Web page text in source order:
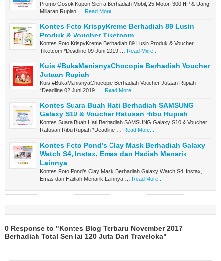
Promo Gosok Kupon Sierra Berhadiah Mobil, 25 Motor, 300 HP & Uang
Miliaran Rupiah …
Read More...
Kontes Foto KrispyKreme Berhadiah 89 Lusin
Produk & Voucher Tiketcom
Kontes Foto KrispyKreme Berhadiah 89 Lusin Produk & Voucher
Tiketcom *Deadline 09 Juni 2019 …
Read More...
Kuis #BukaManisnyaChocopie Berhadiah Voucher
Jutaan Rupiah
Kuis #BukaManisnyaChocopie Berhadiah Voucher Jutaan Rupiah
*Deadline 02 Juni 2019 …
Read More...
Kontes Suara Buah Hati Berhadiah SAMSUNG
Galaxy S10 & Voucher Ratusan Ribu Rupiah
Kontes Suara Buah Hati Berhadiah SAMSUNG Galaxy S10 & Voucher
Ratusan Ribu Rupiah *Deadline … Read More...
Kontes Foto Pond’s Clay Mask Berhadiah Galaxy
Watch S4, Instax, Emas dan Hadiah Menarik
Lainnya
Kontes Foto Pond’s Clay Mask Berhadiah Galaxy Watch S4, Instax,
Emas dan Hadiah Menarik Lainnya …
Read More...
0 Response to "Kontes Blog Terbaru November 2017
Berhadiah Total Senilai 120 Juta Dari Traveloka"